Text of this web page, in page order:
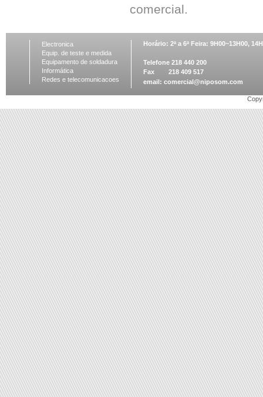
comercial.
Electronica
Equip. de teste e medida
Equipamento de soldadura
Informática
Redes e telecomunicacoes
Horário: 2ª a 6ª Feira: 9H00~13H00,
Telefone 218 440 200
Fax 218 409 517
email: comercial@niposom.com